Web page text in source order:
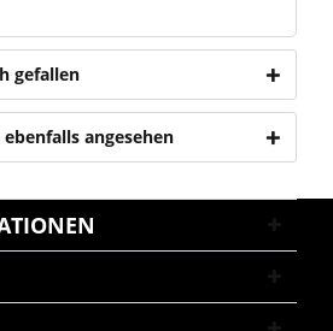
gefallen
angesehen